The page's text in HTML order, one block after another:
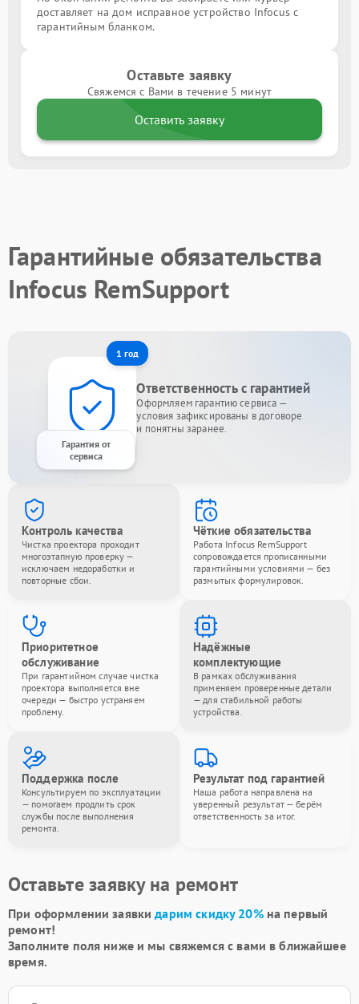
доставляет на дом исправное устройство Infocus с
гарантийным бланком.
Оставьте заявку
Свяжемся с Вами в течение 5 минут
Оставить заявку
Гарантийные обязательства
Infocus RemSupport
1 год
Гарантия от
сервиса
Ответственность с гарантией
Оформляем гарантию сервиса —
условия зафиксированы в договоре
и понятны заранее.
Контроль качества
Чистка проектора проходит
многоэтапную проверку —
исключаем недоработки и
повторные сбои.
Чёткие обязательства
Работа Infocus RemSupport
сопровождается прописанными
гарантийными условиями — без
размытых формулировок.
Приоритетное
обслуживание
При гарантийном случае чистка
проектора выполняется вне
очереди — быстро устраняем
проблему.
Надёжные
комплектующие
В рамках обслуживания
применяем проверенные детали
— для стабильной работы
устройства.
Поддержка после
Консультируем по эксплуатации
— помогаем продлить срок
службы после выполнения
ремонта.
Результат под гарантией
Наша работа направлена на
уверенный результат — берём
ответственность за итог.
Оставьте заявку на ремонт
При оформлении заявкидарим скидку 20%на первый
ремонт!
Заполните поля ниже и мы свяжемся с вами в ближайшее
время.